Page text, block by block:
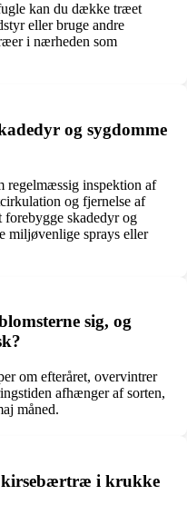
kan du dække træet
eller bruge andre
i nærheden som
og sygdomme
regelmæssig inspektion af
og fjernelse af
skadedyr og
miljøvenlige sprays eller
sig, og
om efteråret, overvintrer
afhænger af sorten,
måned.
kirsebærtræ i krukke